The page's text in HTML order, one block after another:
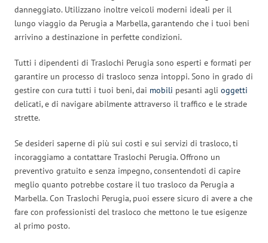
danneggiato. Utilizzano inoltre veicoli moderni ideali per il
lungo viaggio da Perugia a Marbella, garantendo che i tuoi beni
arrivino a destinazione in perfette condizioni.
Tutti i dipendenti di Traslochi Perugia sono esperti e formati per
garantire un processo di trasloco senza intoppi. Sono in grado di
gestire con cura tutti i tuoi beni, dai mobili pesanti agli oggetti
delicati, e di navigare abilmente attraverso il traffico e le strade
strette.
Se desideri saperne di più sui costi e sui servizi di trasloco, ti
incoraggiamo a contattare Traslochi Perugia. Offrono un
preventivo gratuito e senza impegno, consentendoti di capire
meglio quanto potrebbe costare il tuo trasloco da Perugia a
Marbella. Con Traslochi Perugia, puoi essere sicuro di avere a che
fare con professionisti del trasloco che mettono le tue esigenze
al primo posto.